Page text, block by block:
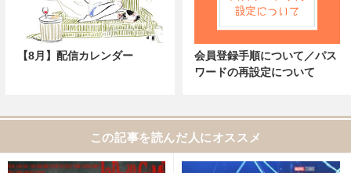
【8月】配信カレンダー
会員登録手順について／パス
ワードの再設定について
この記事を読んだ人にオススメ